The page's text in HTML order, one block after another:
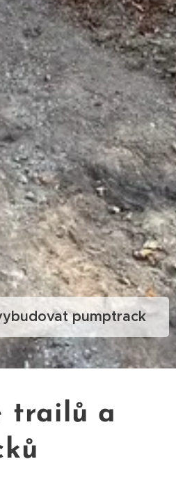
pumptrack
trailů a